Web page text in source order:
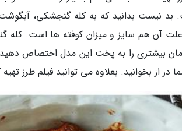
بد نیست بدانید که به کله گنجشکی،
آن هم سایز و میزان کوفته ها است.
بیشتری را به پخت این مدل اختصاص
از بخوانید. بعلاوه می توانید فیلم طرز